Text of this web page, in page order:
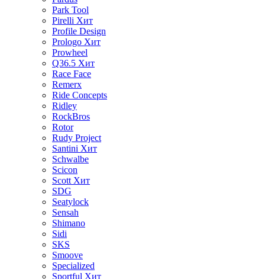
Park Tool
Pirelli Хит
Profile Design
Prologo Хит
Prowheel
Q36.5 Хит
Race Face
Remerx
Ride Concepts
Ridley
RockBros
Rotor
Rudy Project
Santini Хит
Schwalbe
Scicon
Scott Хит
SDG
Seatylock
Sensah
Shimano
Sidi
SKS
Smoove
Specialized
Sportful Хит